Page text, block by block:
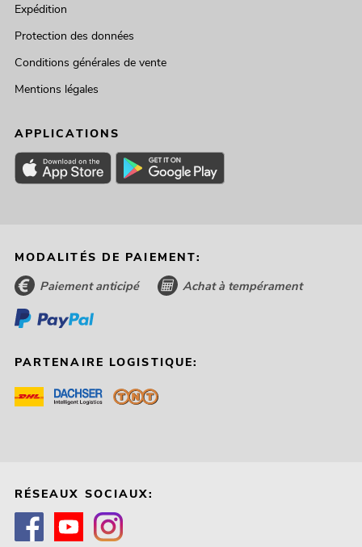
Expédition
Protection des données
Conditions générales de vente
Mentions légales
APPLICATIONS
MODALITÉS DE PAIEMENT:
Paiement anticipé Achat à tempérament
PARTENAIRE LOGISTIQUE:
RÉSEAUX SOCIAUX: